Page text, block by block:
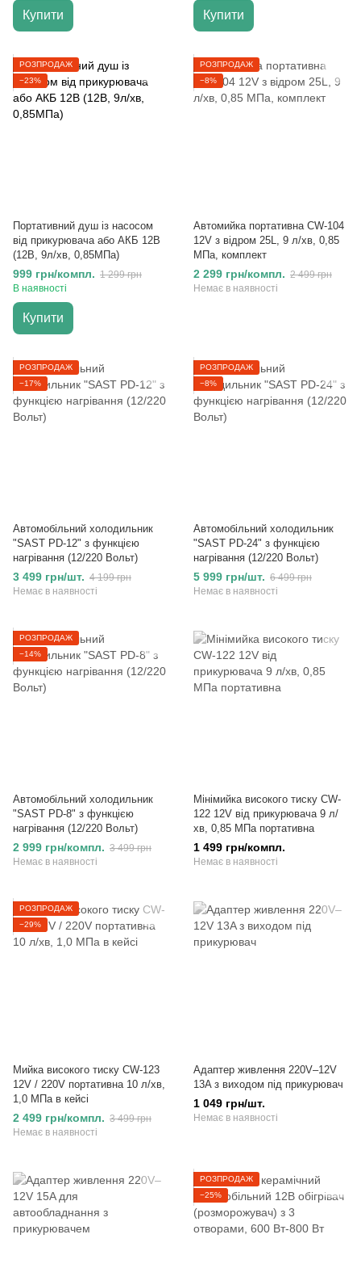
Купити Купити
РОЗПРОДАЖ
−23%
Портативний душ із насосом
від прикурювача або АКБ 12В
(12В, 9л/хв, 0,85МПа)
999 грн/компл. 1 299 грн
В наявності
Купити
РОЗПРОДАЖ
−8%
Автомийка портативна CW-104
12V з відром 25L, 9 л/хв, 0,85
МПа, комплект
2 299 грн/компл. 2 499 грн
Немає в наявності
РОЗПРОДАЖ
−17%
Автомобільний холодильник
"SAST PD-12" з функцією
нагрівання (12/220 Вольт)
3 499 грн/шт. 4 199 грн
Немає в наявності
РОЗПРОДАЖ
−8%
Автомобільний холодильник
"SAST PD-24" з функцією
нагрівання (12/220 Вольт)
5 999 грн/шт. 6 499 грн
Немає в наявності
РОЗПРОДАЖ
−14%
Автомобільний холодильник
"SAST PD-8" з функцією
нагрівання (12/220 Вольт)
2 999 грн/компл. 3 499 грн
Немає в наявності
Мінімийка високого тиску CW-
122 12V від прикурювача 9 л/
хв, 0,85 МПа портативна
1 499 грн/компл.
Немає в наявності
РОЗПРОДАЖ
−29%
Мийка високого тиску CW-123
12V / 220V портативна 10 л/хв,
1,0 МПа в кейсі
2 499 грн/компл. 3 499 грн
Немає в наявності
Адаптер живлення 220V–12V
13A з виходом під прикурювач
1 049 грн/шт.
Немає в наявності
РОЗПРОДАЖ
−25%